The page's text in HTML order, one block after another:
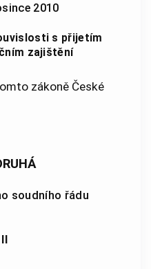
2010
s přijetím
zajištění
zákoně České
soudního řádu